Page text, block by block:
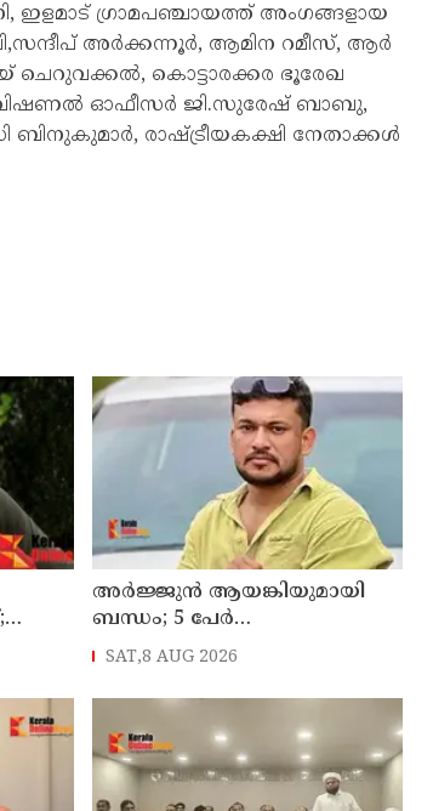
ഗ്രാമപഞ്ചായത്ത് അംഗങ്ങളായ
അർക്കന്നൂർ, ആമിന റമീസ്, ആർ
കൊട്ടാരക്കര ഭൂരേഖ
ഓഫീസർ ജി.സുരേഷ് ബാബു,
രാഷ്ട്രീയകക്ഷി നേതാക്കൾ
അർജ്ജുൻ ആയങ്കിയുമായി
ബന്ധം; 5 പേർ
തിരുവനന്തപുരത്ത്
SAT,8 AUG 2026